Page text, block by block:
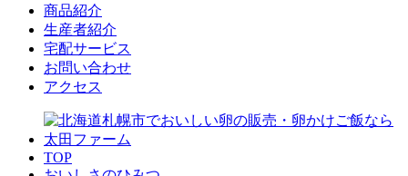
商品紹介
生産者紹介
宅配サービス
お問い合わせ
アクセス
TOP